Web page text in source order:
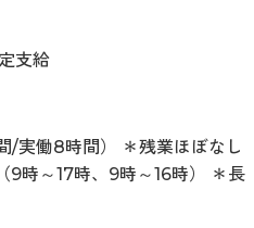
支給
/実働8時間） ＊残業ほぼなし
9時～17時、9時～16時） ＊長